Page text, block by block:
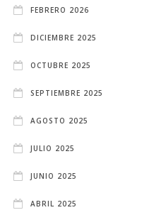
FEBRERO 2026
DICIEMBRE 2025
OCTUBRE 2025
SEPTIEMBRE 2025
AGOSTO 2025
JULIO 2025
JUNIO 2025
ABRIL 2025